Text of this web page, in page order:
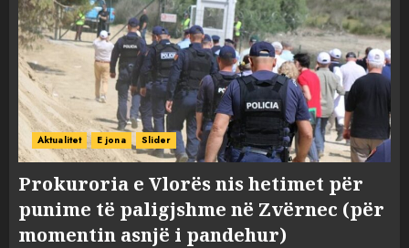
Aktualitet E jona Slider
Prokuroria e Vlorës nis hetimet për
punime të paligjshme në Zvërnec (për
momentin asnjë i pandehur)